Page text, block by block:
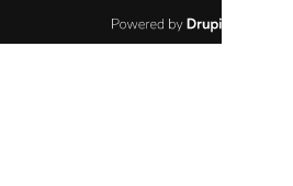
agua y soportó las bajas temperaturas de los
últimos días: "Son dificultades que pudieron